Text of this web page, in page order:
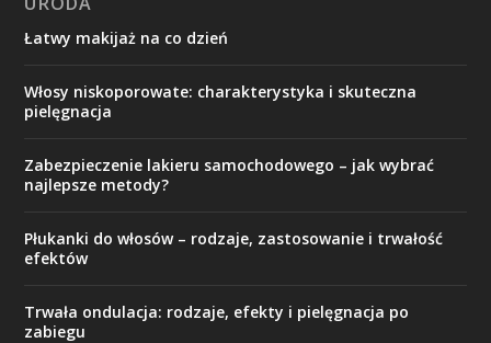
Łatwy makijaż na co dzień
Włosy niskoporowate: charakterystyka i skuteczna
pielęgnacja
Zabezpieczenie lakieru samochodowego – jak wybrać
najlepsze metody?
Płukanki do włosów – rodzaje, zastosowanie i trwałość
efektów
Trwała ondulacja: rodzaje, efekty i pielęgnacja po
zabiegu